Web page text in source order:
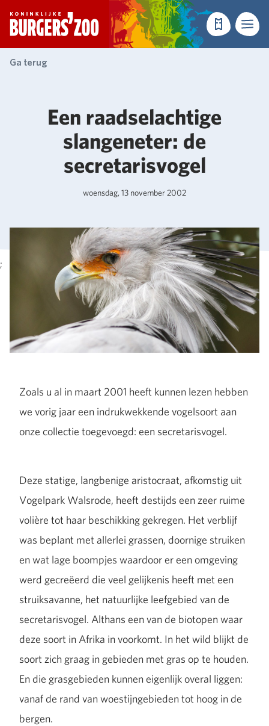
- Homepagina
TicketsMenu
Ga terug
;
Een raadselachtige
slangeneter: de
secretarisvogel
woensdag, 13 november 2002
Zoals u al in maart 2001 heeft kunnen lezen hebben
we vorig jaar een indrukwekkende vogelsoort aan
onze collectie toegevoegd: een secretarisvogel.
Deze statige, langbenige aristocraat, afkomstig uit
Vogelpark Walsrode, heeft destijds een zeer ruime
volière tot haar beschikking gekregen. Het verblijf
was beplant met allerlei grassen, doornige struiken
en wat lage boompjes waardoor er een omgeving
werd gecreëerd die veel gelijkenis heeft met een
struiksavanne, het natuurlijke leefgebied van de
secretarisvogel. Althans een van de biotopen waar
deze soort in Afrika in voorkomt. In het wild blijkt de
soort zich graag in gebieden met gras op te houden.
En die grasgebieden kunnen eigenlijk overal liggen:
vanaf de rand van woestijngebieden tot hoog in de
bergen.